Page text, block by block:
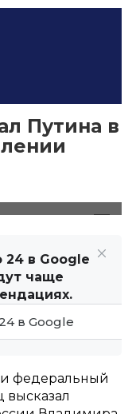
Путина в
24 в Google
чаще
в Google
федеральный